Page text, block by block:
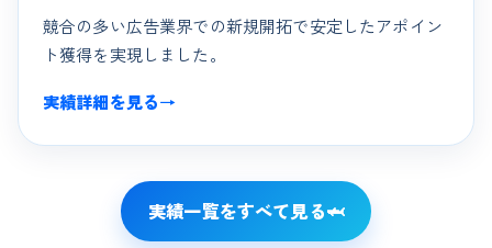
競合の多い広告業界での新規開拓で安定したアポイン
ト獲得を実現しました。
実績詳細を見る→
実績一覧をすべて見る🦈